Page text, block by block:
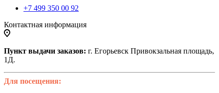
+7 499 350 00 92
Контактная информация
Пункт выдачи заказов: г. Егорьевск Привокзальная площадь,
1Д.
Для посещения: